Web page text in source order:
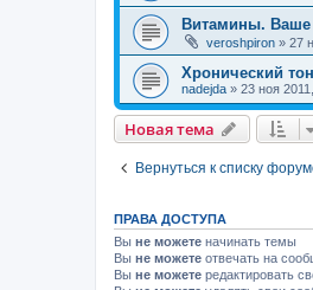
Витамины. Ваше
veroshpiron » 27
Хронический
nadejda » 23 ноя
Новая тема
Вернуться к списку
ПРАВА ДОСТУПА
Вы не можете начинать темы
Вы не можете отвечать на
Вы не можете редактировать